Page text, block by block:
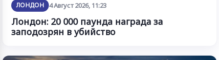
ЛОНДОН 4 Август 2026, 11:23
Лондон: 20 000 паунда награда за
заподозрян в убийство